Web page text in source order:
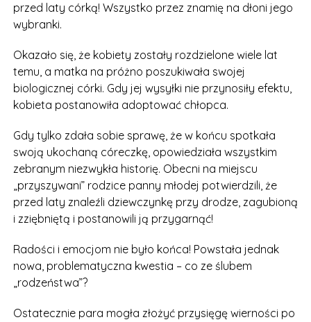
przed laty córką! Wszystko przez znamię na dłoni jego
wybranki.
Okazało się, że kobiety zostały rozdzielone wiele lat
temu, a matka na próżno poszukiwała swojej
biologicznej córki. Gdy jej wysyłki nie przynosiły efektu,
kobieta postanowiła adoptować chłopca.
Gdy tylko zdała sobie sprawę, że w końcu spotkała
swoją ukochaną córeczkę, opowiedziała wszystkim
zebranym niezwykła historię. Obecni na miejscu
„przyszywani” rodzice panny młodej potwierdzili, że
przed laty znaleźli dziewczynkę przy drodze, zagubioną
i zziębniętą i postanowili ją przygarnąć!
Radości i emocjom nie było końca! Powstała jednak
nowa, problematyczna kwestia – co ze ślubem
„rodzeństwa”?
Ostatecznie para mogła złożyć przysięgę wierności po